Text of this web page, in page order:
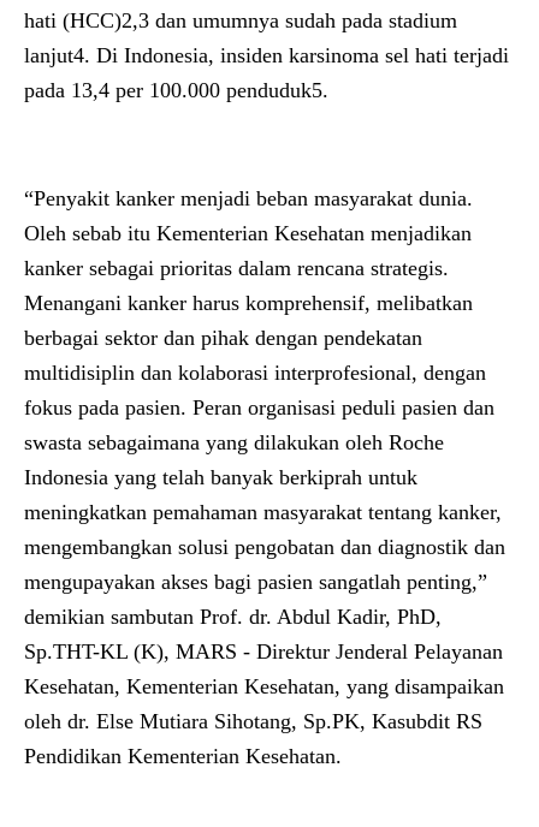
hati (HCC)2,3 dan umumnya sudah pada stadium
lanjut4. Di Indonesia, insiden karsinoma sel hati terjadi
pada 13,4 per 100.000 penduduk5.
“Penyakit kanker menjadi beban masyarakat dunia.
Oleh sebab itu Kementerian Kesehatan menjadikan
kanker sebagai prioritas dalam rencana strategis.
Menangani kanker harus komprehensif, melibatkan
berbagai sektor dan pihak dengan pendekatan
multidisiplin dan kolaborasi interprofesional, dengan
fokus pada pasien. Peran organisasi peduli pasien dan
swasta sebagaimana yang dilakukan oleh Roche
Indonesia yang telah banyak berkiprah untuk
meningkatkan pemahaman masyarakat tentang kanker,
mengembangkan solusi pengobatan dan diagnostik dan
mengupayakan akses bagi pasien sangatlah penting,”
demikian sambutan Prof. dr. Abdul Kadir, PhD,
Sp.THT-KL (K), MARS - Direktur Jenderal Pelayanan
Kesehatan, Kementerian Kesehatan, yang disampaikan
oleh dr. Else Mutiara Sihotang, Sp.PK, Kasubdit RS
Pendidikan Kementerian Kesehatan.